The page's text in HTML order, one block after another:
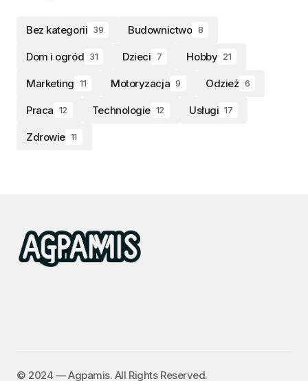
Bez kategorii 39 Budownictwo 8
Dom i ogród 31 Dzieci 7 Hobby 21
Marketing 11 Motoryzacja 9 Odzież 6
Praca 12 Technologie 12 Usługi 17
Zdrowie 11
©️ 2024 — Agpamis. All Rights Reserved.